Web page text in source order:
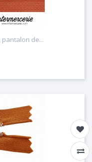
de...